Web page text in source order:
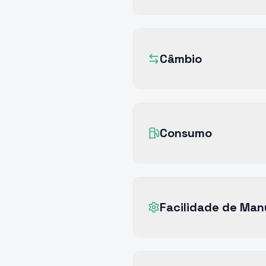
Câmbio
Consumo
Facilidade de